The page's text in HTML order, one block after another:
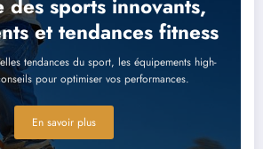
des sports innovants,
et tendances fitness
tendances du sport, les équipements high-
pour optimiser vos performances.
En savoir plus